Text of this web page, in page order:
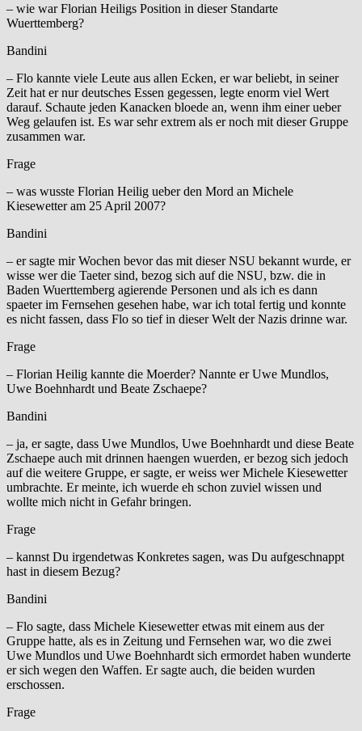
– wie war Florian Heiligs Position in dieser Standarte
Wuerttemberg?
Bandini
– Flo kannte viele Leute aus allen Ecken, er war beliebt, in seiner
Zeit hat er nur deutsches Essen gegessen, legte enorm viel Wert
darauf. Schaute jeden Kanacken bloede an, wenn ihm einer ueber
Weg gelaufen ist. Es war sehr extrem als er noch mit dieser Gruppe
zusammen war.
Frage
– was wusste Florian Heilig ueber den Mord an Michele
Kiesewetter am 25 April 2007?
Bandini
– er sagte mir Wochen bevor das mit dieser NSU bekannt wurde, er
wisse wer die Taeter sind, bezog sich auf die NSU, bzw. die in
Baden Wuerttemberg agierende Personen und als ich es dann
spaeter im Fernsehen gesehen habe, war ich total fertig und konnte
es nicht fassen, dass Flo so tief in dieser Welt der Nazis drinne war.
Frage
– Florian Heilig kannte die Moerder? Nannte er Uwe Mundlos,
Uwe Boehnhardt und Beate Zschaepe?
Bandini
– ja, er sagte, dass Uwe Mundlos, Uwe Boehnhardt und diese Beate
Zschaepe auch mit drinnen haengen wuerden, er bezog sich jedoch
auf die weitere Gruppe, er sagte, er weiss wer Michele Kiesewetter
umbrachte. Er meinte, ich wuerde eh schon zuviel wissen und
wollte mich nicht in Gefahr bringen.
Frage
– kannst Du irgendetwas Konkretes sagen, was Du aufgeschnappt
hast in diesem Bezug?
Bandini
– Flo sagte, dass Michele Kiesewetter etwas mit einem aus der
Gruppe hatte, als es in Zeitung und Fernsehen war, wo die zwei
Uwe Mundlos und Uwe Boehnhardt sich ermordet haben wunderte
er sich wegen den Waffen. Er sagte auch, die beiden wurden
erschossen.
Frage